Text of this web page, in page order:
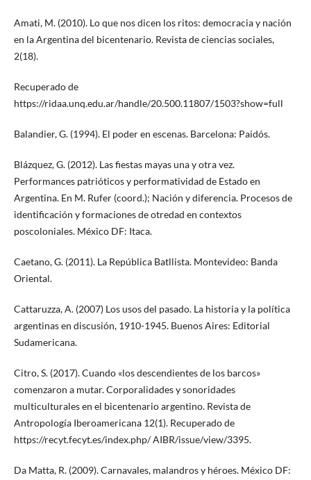
Amati, M. (2010). Lo que nos dicen los ritos: democracia y nación
en la Argentina del bicentenario. Revista de ciencias sociales,
2(18).
Recuperado de
https://ridaa.unq.edu.ar/handle/20.500.11807/1503?show=full
Balandier, G. (1994). El poder en escenas. Barcelona: Paidós.
Blázquez, G. (2012). Las fiestas mayas una y otra vez.
Performances patrióticos y performatividad de Estado en
Argentina. En M. Rufer (coord.); Nación y diferencia. Procesos de
identificación y formaciones de otredad en contextos
poscoloniales. México DF: Itaca.
Caetano, G. (2011). La República Batllista. Montevideo: Banda
Oriental.
Cattaruzza, A. (2007) Los usos del pasado. La historia y la política
argentinas en discusión, 1910-1945. Buenos Aires: Editorial
Sudamericana.
Citro, S. (2017). Cuando «los descendientes de los barcos»
comenzaron a mutar. Corporalidades y sonoridades
multiculturales en el bicentenario argentino. Revista de
Antropología Iberoamericana 12(1). Recuperado de
https://recyt.fecyt.es/index.php/ AIBR/issue/view/3395.
Da Matta, R. (2009). Carnavales, malandros y héroes. México DF: